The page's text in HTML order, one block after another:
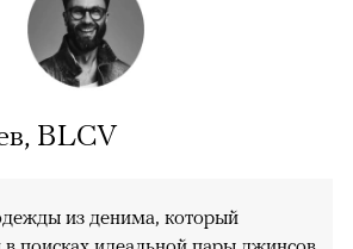
BLCV
из денима, который